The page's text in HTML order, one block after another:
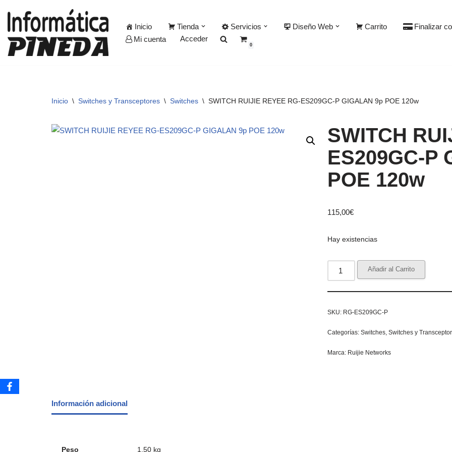
Saltar
al
contenido
Inicio Tienda Servicios Diseño Web Carrito
Finalizar
Mi cuenta
Acceder
0
Inicio \ Switches y Transceptores \ Switches \ SWITCH RUIJIE REYEE RG-ES209GC-P GIGALAN 9p POE 120w
SWITCH
ES209GC-P
POE 120w
115,00€
Hay existencias
Añadir al Carrito
SKU: RG-ES209GC-P
Categorías:Switches,Switches y
Marca: Ruijie Networks
Información adicional
Peso 1,50 kg